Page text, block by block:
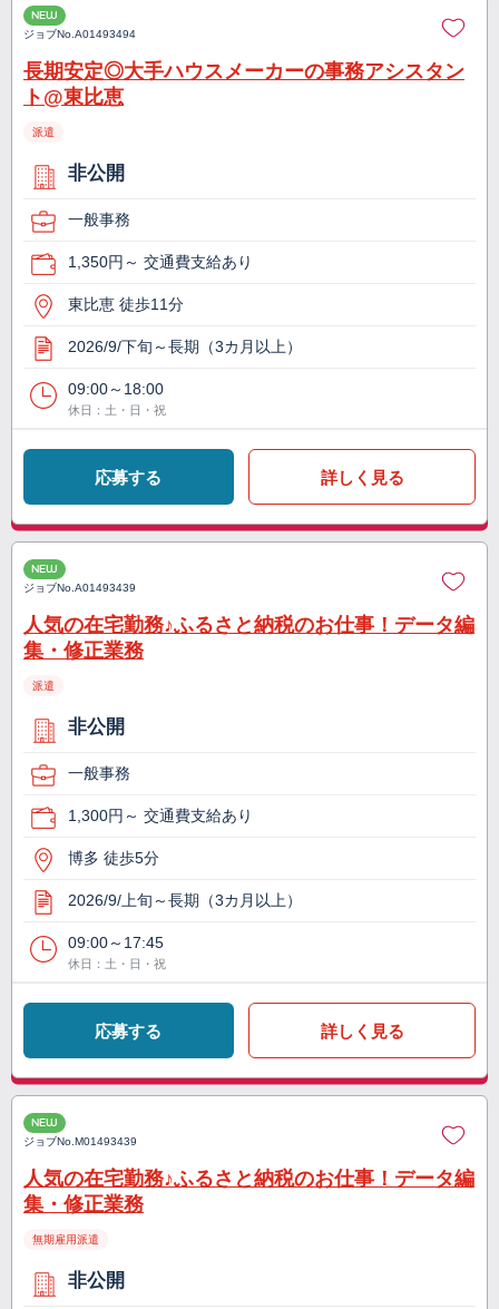
NEW
ジョブNo.A01493494
長期安定◎大手ハウスメーカーの事務アシスタン
ト@東比恵
派遣
非公開
一般事務
1,350円～ 交通費支給あり
東比恵 徒歩11分
2026/9/下旬～長期（3カ月以上）
09:00～18:00
休日：土・日・祝
応募する 詳しく見る
NEW
ジョブNo.A01493439
人気の在宅勤務♪ふるさと納税のお仕事！データ編
集・修正業務
派遣
非公開
一般事務
1,300円～ 交通費支給あり
博多 徒歩5分
2026/9/上旬～長期（3カ月以上）
09:00～17:45
休日：土・日・祝
応募する 詳しく見る
NEW
ジョブNo.M01493439
人気の在宅勤務♪ふるさと納税のお仕事！データ編
集・修正業務
無期雇用派遣
非公開